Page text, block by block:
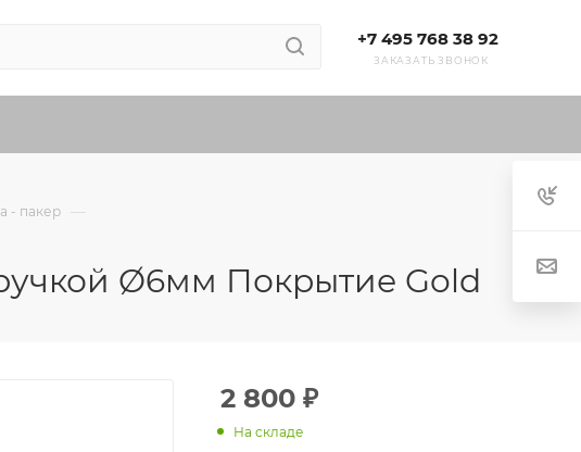
+7 495 768 38 92
ЗАКАЗАТЬ ЗВОНОК
- пакер —
Ø6мм Покрытие Gold
2 800 ₽
На складе